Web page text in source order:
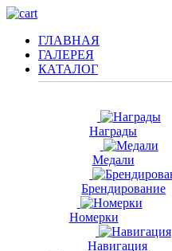
ГЛАВНАЯ
ГАЛЕРЕЯ
КАТАЛОГ
Награды
Медали
Брендирование
Номерки
Навигация